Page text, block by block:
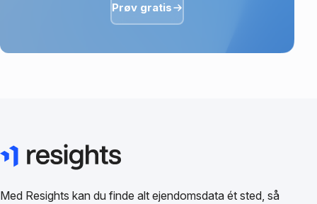
Prøv gratis
Med Resights kan du finde alt ejendomsdata ét sted, så